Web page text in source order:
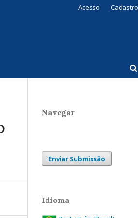
Acesso Cadastro
Navegar
Enviar Submissão
Idioma